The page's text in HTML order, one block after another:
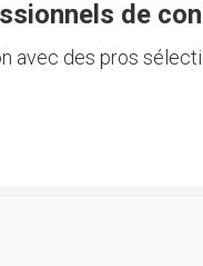
de
avec des pros